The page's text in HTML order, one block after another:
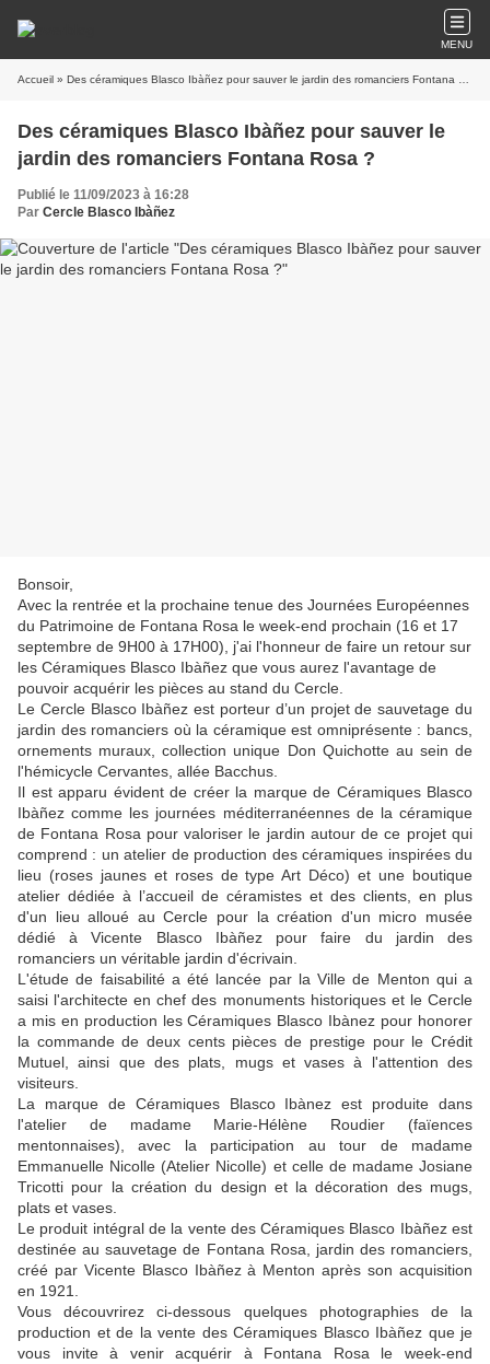
MENU
Accueil » Des céramiques Blasco Ibàñez pour sauver le jardin des romanciers Fontana Rosa ?
Des céramiques Blasco Ibàñez pour sauver le
jardin des romanciers Fontana Rosa ?
Publié le 11/09/2023 à 16:28
Par Cercle Blasco Ibàñez
Bonsoir,
Avec la rentrée et la prochaine tenue des Journées Européennes
du Patrimoine de Fontana Rosa le week-end prochain (16 et 17
septembre de 9H00 à 17H00), j'ai l'honneur de faire un retour sur
les Céramiques Blasco Ibàñez que vous aurez l'avantage de
pouvoir acquérir les pièces au stand du Cercle.
Le Cercle Blasco Ibàñez est porteur d’un projet de sauvetage du
jardin des romanciers où la céramique est omniprésente : bancs,
ornements muraux, collection unique Don Quichotte au sein de
l'hémicycle Cervantes, allée Bacchus.
Il est apparu évident de créer la marque de Céramiques Blasco
Ibàñez comme les journées méditerranéennes de la céramique
de Fontana Rosa pour valoriser le jardin autour de ce projet qui
comprend : un atelier de production des céramiques inspirées du
lieu (roses jaunes et roses de type Art Déco) et une boutique
atelier dédiée à l’accueil de céramistes et des clients, en plus
d'un lieu alloué au Cercle pour la création d'un micro musée
dédié à Vicente Blasco Ibàñez pour faire du jardin des
romanciers un véritable jardin d'écrivain.
L'étude de faisabilité a été lancée par la Ville de Menton qui a
saisi l'architecte en chef des monuments historiques et le Cercle
a mis en production les Céramiques Blasco Ibànez pour honorer
la commande de deux cents pièces de prestige pour le Crédit
Mutuel, ainsi que des plats, mugs et vases à l'attention des
visiteurs.
La marque de Céramiques Blasco Ibànez est produite dans
l'atelier de madame Marie-Hélène Roudier (faïences
mentonnaises), avec la participation au tour de madame
Emmanuelle Nicolle (Atelier Nicolle) et celle de madame Josiane
Tricotti pour la création du design et la décoration des mugs,
plats et vases.
Le produit intégral de la vente des Céramiques Blasco Ibàñez est
destinée au sauvetage de Fontana Rosa, jardin des romanciers,
créé par Vicente Blasco Ibàñez à Menton après son acquisition
en 1921.
Vous découvrirez ci-dessous quelques photographies de la
production et de la vente des Céramiques Blasco Ibàñez que je
vous invite à venir acquérir à Fontana Rosa le week-end